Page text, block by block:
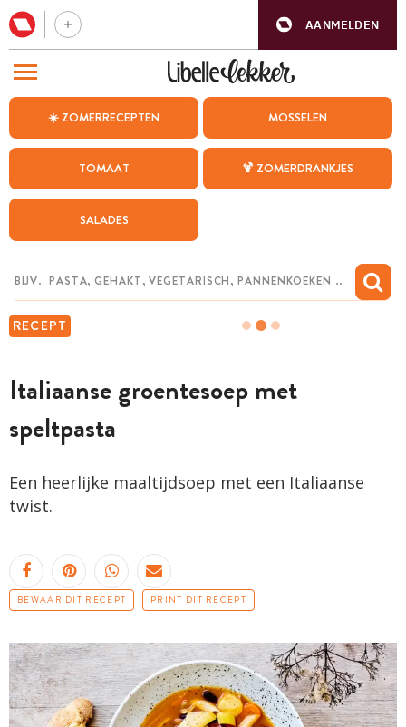
AANMELDEN
☀️ ZOMERRECEPTEN MOSSELEN
TOMAAT 🍹 ZOMERDRANKJES
SALADES
RECEPT
Italiaanse groentesoep met
speltpasta
Een heerlijke maaltijdsoep met een Italiaanse
twist.
BEWAAR DIT RECEPT PRINT DIT RECEPT
BEZOEK ONZE ANDERE WEBSITES
WEEKMENU
CHAT MET MAIA
MIJN BEWAARDE RECEPTEN